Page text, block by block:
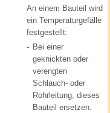
An einem Bauteil wird
ein Temperaturgefälle
festgestellt:
- Bei einer
geknickten oder
verengten
Schlauch- oder
Rohrleitung, dieses
Bauteil ersetzen.